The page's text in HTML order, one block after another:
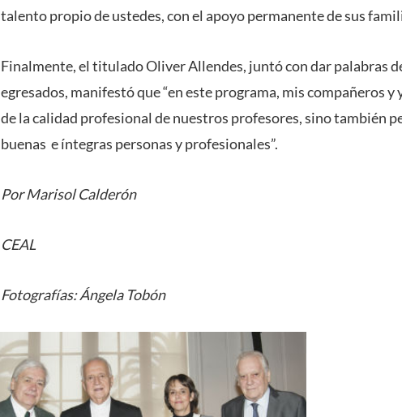
talento propio de ustedes, con el apoyo permanente de sus
Finalmente, el titulado Oliver Allendes, juntó con dar palabras
egresados, manifestó que “en este programa, mis compañeros
de la calidad profesional de nuestros profesores, sino también
buenas e íntegras personas y profesionales”.
Por Marisol Calderón
CEAL
Fotografías: Ángela Tobón